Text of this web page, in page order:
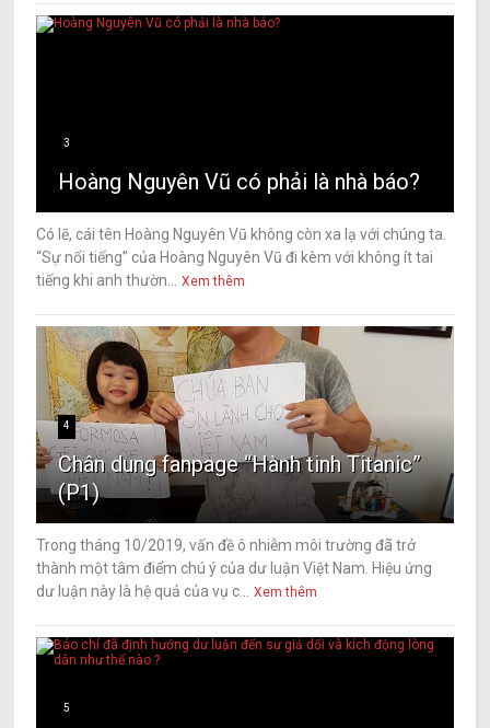
3
Hoàng Nguyên Vũ có phải là nhà báo?
Có lẽ, cái tên Hoàng Nguyên Vũ không còn xa lạ với chúng ta.
“Sự nổi tiếng” của Hoàng Nguyên Vũ đi kèm với không ít tai
tiếng khi anh thườn...
Xem thêm
4
Chân dung fanpage “Hành tinh Titanic”
(P1)
Trong tháng 10/2019, vấn đề ô nhiễm môi trường đã trở
thành một tâm điểm chú ý của dư luận Việt Nam. Hiệu ứng
dư luận này là hệ quả của vụ c...
Xem thêm
5